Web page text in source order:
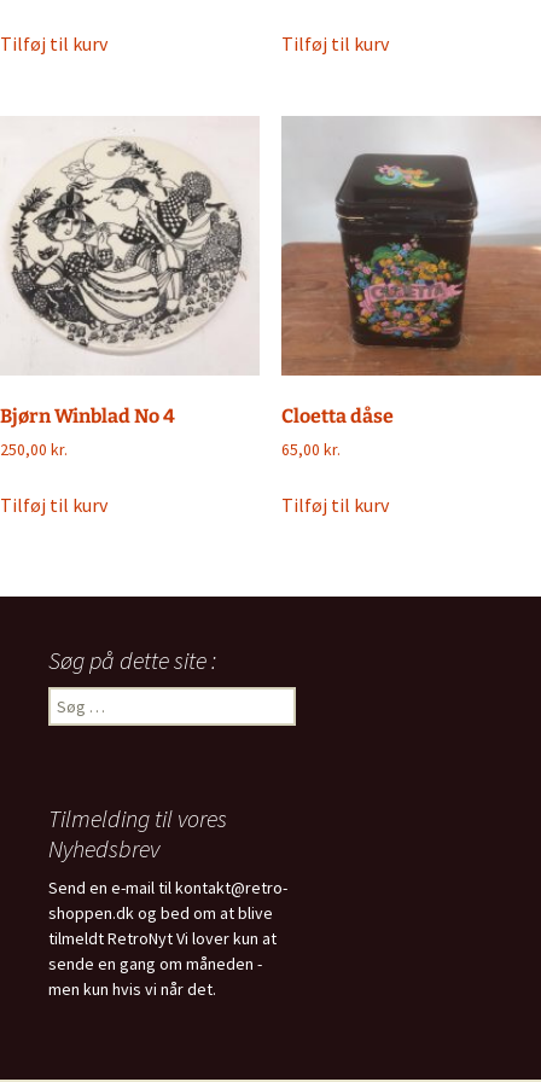
Tilføj til kurv Tilføj til kurv
Bjørn Winblad No 4
250,00 kr.
Tilføj til kurv
Cloetta dåse
65,00 kr.
Tilføj til kurv
Søg på dette site :
Søg
efter:
Tilmelding til vores
Nyhedsbrev
Send en e-mail til kontakt@retro-
shoppen.dk og bed om at blive
tilmeldt RetroNyt Vi lover kun at
sende en gang om måneden -
men kun hvis vi når det.